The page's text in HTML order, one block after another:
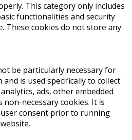
This category only includes
functionalities and security
These cookies do not store any
be particularly necessary for
is used specifically to collect
ads, other embedded
necessary cookies. It is
consent prior to running